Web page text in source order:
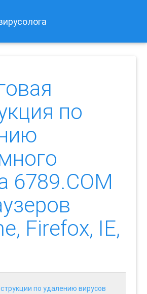
по
6789.COM
Firefox, IE,
по удалению вирусов